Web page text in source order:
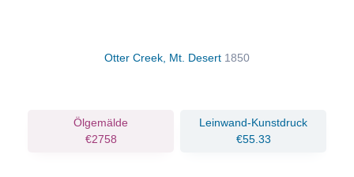
Otter Creek, Mt. Desert 1850
Ölgemälde
€2758
Leinwand-Kunstdruck
€55.33